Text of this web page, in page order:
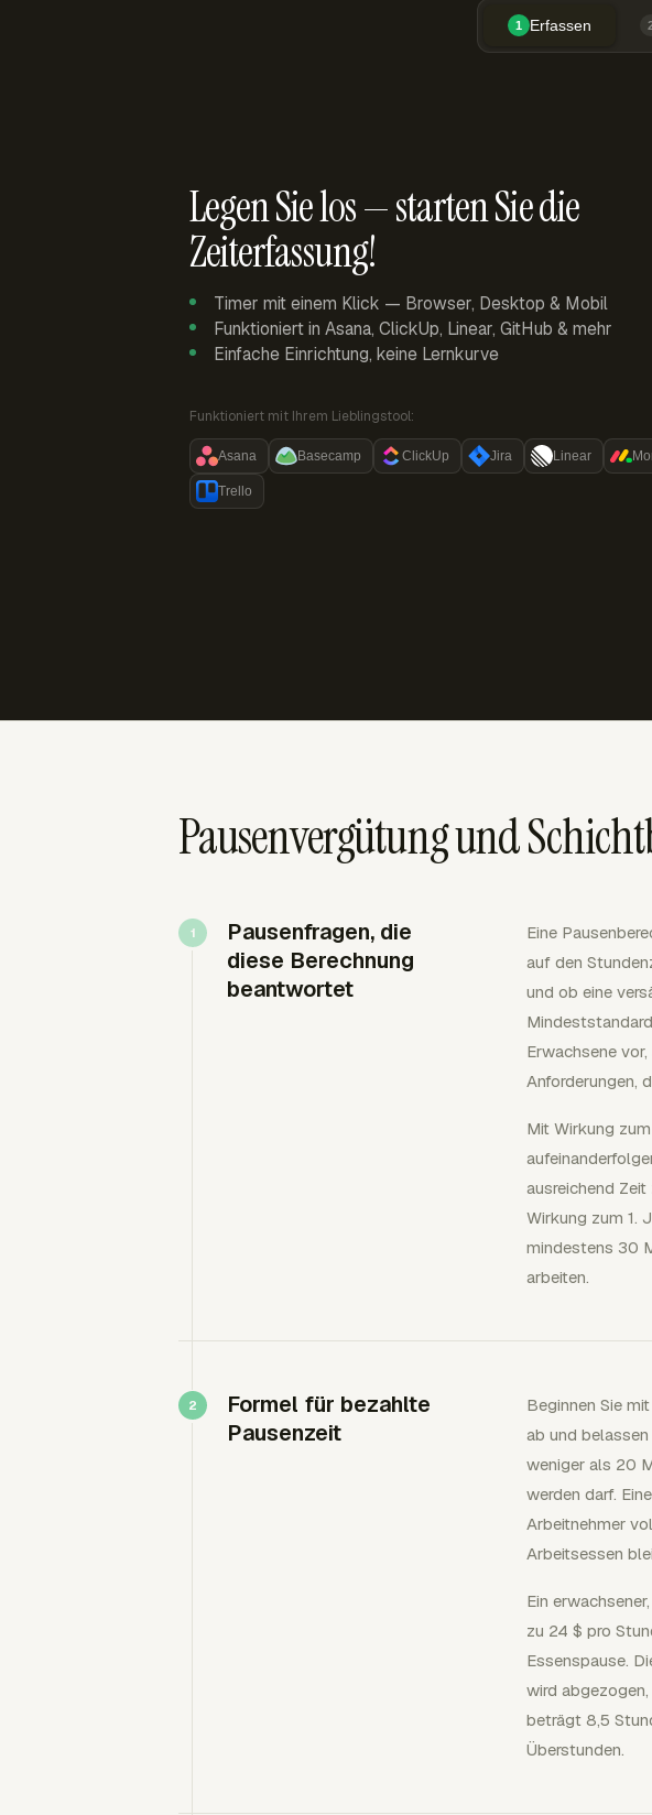
1 Erfassen
Legen Sie los — starten Sie die
Zeiterfassung!
Timer mit einem Klick — Browser, Desktop & Mobil
Funktioniert in Asana, ClickUp, Linear, GitHub & mehr
Einfache Einrichtung, keine Lernkurve
Funktioniert mit Ihrem Lieblingstool:
Asana Basecamp ClickUp Jira Linear
Trello
Pausenvergütung und
Pausenfragen, die
diese Berechnung
beantwortet
Eine
auf den
und ob eine
Erwachsene
Anforderungen,
Mit Wirkung
ausreichend
Wirkung zum 1.
mindestens 30
arbeiten.
Formel für bezahlte
Pausenzeit
Beginnen Sie
ab und
weniger als 20
werden darf.
Arbeitnehmer
Arbeitsessen
Ein
zu 24 $ pro
Essenspause.
wird
beträgt 8,5
Überstunden.